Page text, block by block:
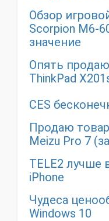
Обзор
Scorpion M6-
значение
Опять продаю
ThinkPad
CES
Продаю
Meizu Pro 7
TELE2 лучше
iPhone
Чудеса
Windows 10